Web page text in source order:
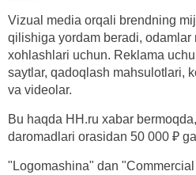
Vizual media orqali brendning
qilishiga yordam beradi,
xohlashlari uchun. Reklama
saytlar, qadoqlash mahsulotlari,
va videolar.
Bu haqda HH.ru xabar
daromadlari orasidan 50 000 ₽
"Logomashina" dan